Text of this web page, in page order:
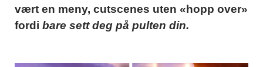
vært en meny, cutscenes uten «hopp over»
fordi bare sett deg på pulten din.